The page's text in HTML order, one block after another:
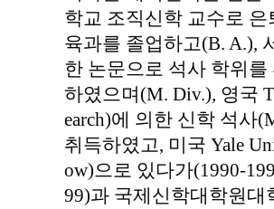
학교 조직신학 교수로
육과를 졸업하고(B. A.),
한 논문으로 석사 학위
하였으며(M. Div.), 영국
earch)에 의한 신학 석사
취득하였고, 미국 Yale
ow)으로 있다가(1990-
99)과 국제신학대학원대